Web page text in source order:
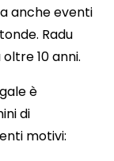
anche eventi
Radu
10 anni.
è
di
motivi: